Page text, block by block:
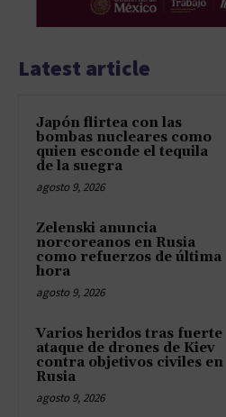
Latest article
Japón flirtea con las
bombas nucleares como
quien esconde el tequila
de la suegra
agosto 9, 2026
Zelenski anuncia
norcoreanos en Rusia
como refuerzos de última
hora
agosto 9, 2026
Varios heridos tras fuerte
ataque de drones de Kiev
contra objetivos civiles en
Rusia
agosto 9, 2026